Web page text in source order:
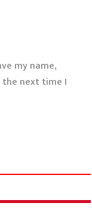
my name,
next time I